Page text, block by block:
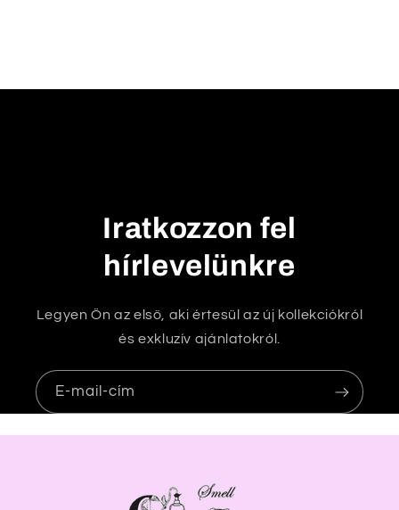
k
Iratkozzon fel
hírlevelünkre
Legyen Ön az első, aki értesül az új kollekciókról
és exkluzív ajánlatokról.
E-mail-cím